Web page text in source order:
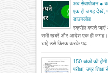
अब सेवायोजन ●
एक ही जगह
डाउनलोड
स्क्रॉल करते जाएं
सभी खबरें और आदेश एक ही जगह।
चाहें उसे क्लिक करके पढ़...
150 अंकों की
परीक्षा, उप्र